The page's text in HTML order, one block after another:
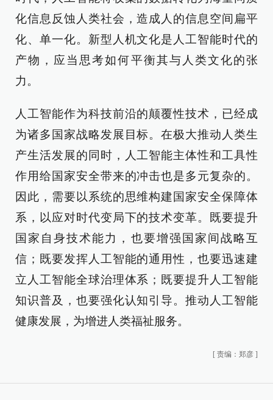
化信息反蚀人类社会，造成人的信息空间扁平
化、单一化。新型人机文化是人工智能时代的
产物，应当思考如何平衡其与人类文化的张
力。
人工智能作为科技前沿的颠覆性技术，已经成
为诸多国家战略发展目标。在极大推动人类生
产生活发展的同时，人工智能主体性和工具性
作用给国家安全带来的冲击也是多元复杂的。
因此，需要以系统的思维构建国家安全保障体
系，以应对时代变局下的技术变革。既要提升
国家自身技术能力，也要增强国家间战略互
信；既要发挥人工智能的通用性，也要迅速建
立人工智能全球治理体系；既要提升人工智能
知识普及，也要强化认知引导。推动人工智能
健康发展，为增进人类福祉服务。
[ 责编：郑彦 ]